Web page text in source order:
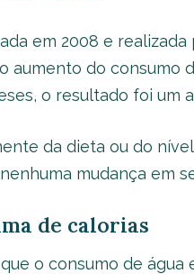
em 2008 e
aumento do consumo
o resultado foi um
da dieta ou do
mudança em
de calorias
o consumo de